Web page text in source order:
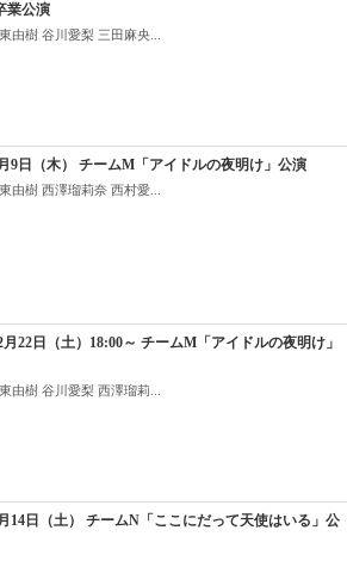
業公演
由樹 谷川愛梨 三田麻央...
9日（木） チームM「アイドルの夜明け」公演
由樹 西澤瑠莉奈 西村愛...
月22日（土）18:00～ チームM「アイドルの夜明け」
由樹 谷川愛梨 西澤瑠莉...
14日（土） チームN「ここにだって天使はいる」公